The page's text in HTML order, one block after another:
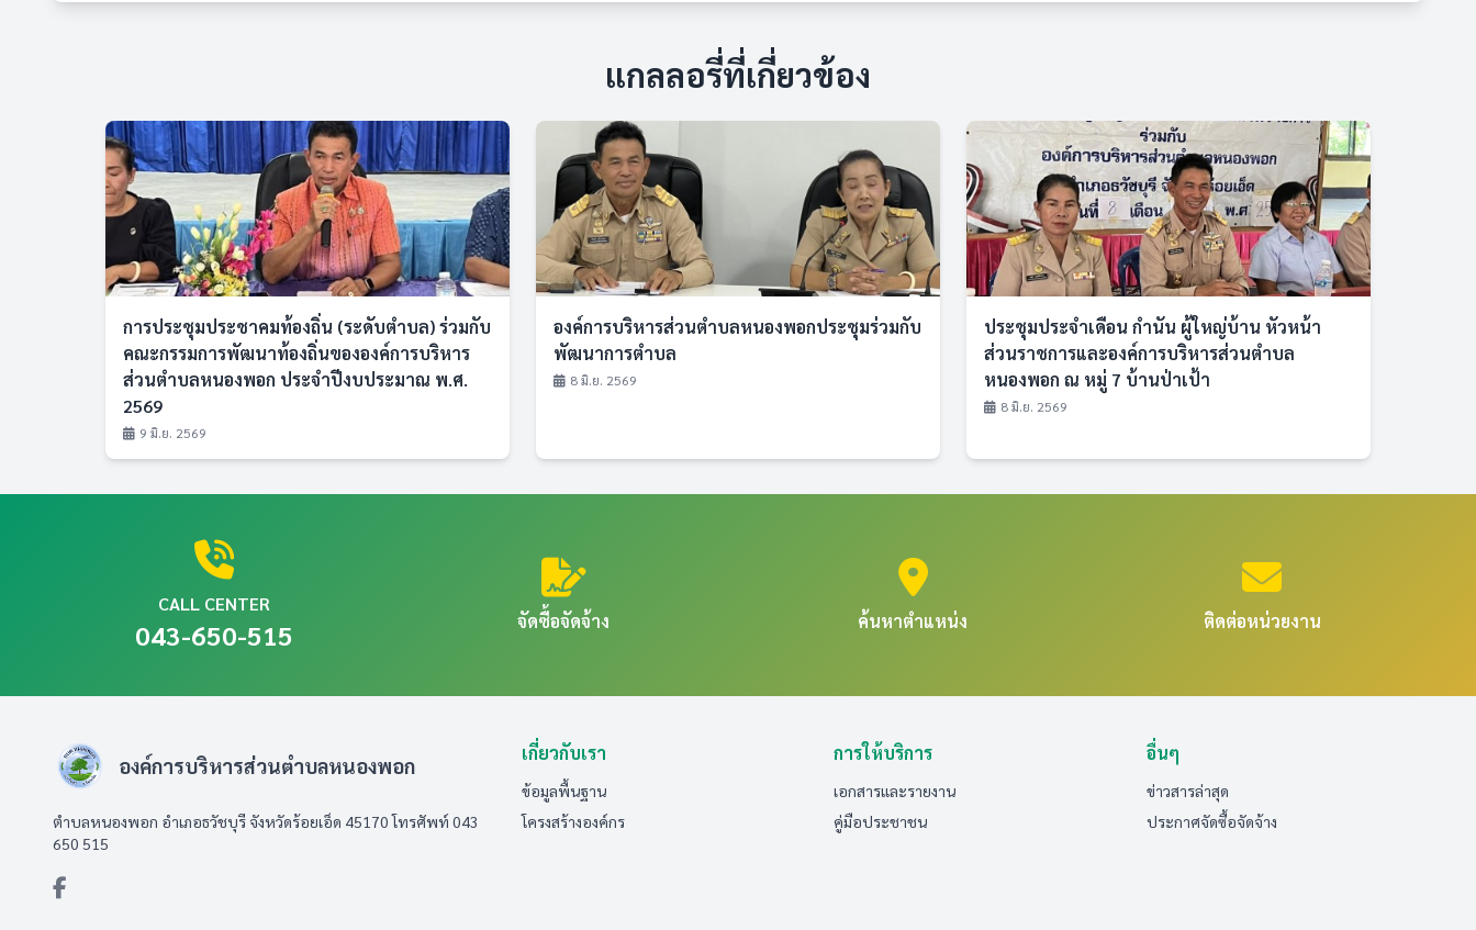
แกลลอรี่ที่เกี่ยวข้อง
การประชุมประชาคมท้องถิ่น (ระดับตำบล) ร่วมกับ
คณะกรรมการพัฒนาท้องถิ่นขององค์การบริหาร
ส่วนตำบลหนองพอก ประจำปีงบประมาณ พ.ศ.
2569
9 มิ.ย. 2569
องค์การบริหารส่วนตำบลหนองพอกประชุมร่วมกับ
พัฒนาการตำบล
8 มิ.ย. 2569
ประชุมประจำเดือน กำนัน ผู้ใหญ่บ้าน หัวหน้า
ส่วนราชการและองค์การบริหารส่วนตำบล
หนองพอก ณ หมู่ 7 บ้านป่าเป้า
8 มิ.ย. 2569
CALL CENTER
043-650-515 จัดซื้อจัดจ้าง ค้นหาตำแหน่ง ติดต่อหน่วยงาน
องค์การบริหารส่วนตำบลหนองพอก
ตำบลหนองพอก อำเภอธวัชบุรี จังหวัดร้อยเอ็ด 45170 โทรศัพท์ 043
650 515
เกี่ยวกับเรา
ข้อมูลพื้นฐาน
โครงสร้างองค์กร
การให้บริการ
เอกสารและรายงาน
คู่มือประชาชน
อื่นๆ
ข่าวสารล่าสุด
ประกาศจัดซื้อจัดจ้าง